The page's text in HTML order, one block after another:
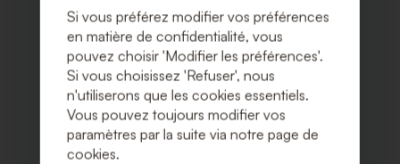
Si vous préférez modifier vos préférences
en matière de confidentialité, vous
pouvez choisir 'Modifier les préférences'.
Si vous choisissez 'Refuser', nous
n'utiliserons que les cookies essentiels.
Vous pouvez toujours modifier vos
paramètres par la suite via notre page de
cookies.